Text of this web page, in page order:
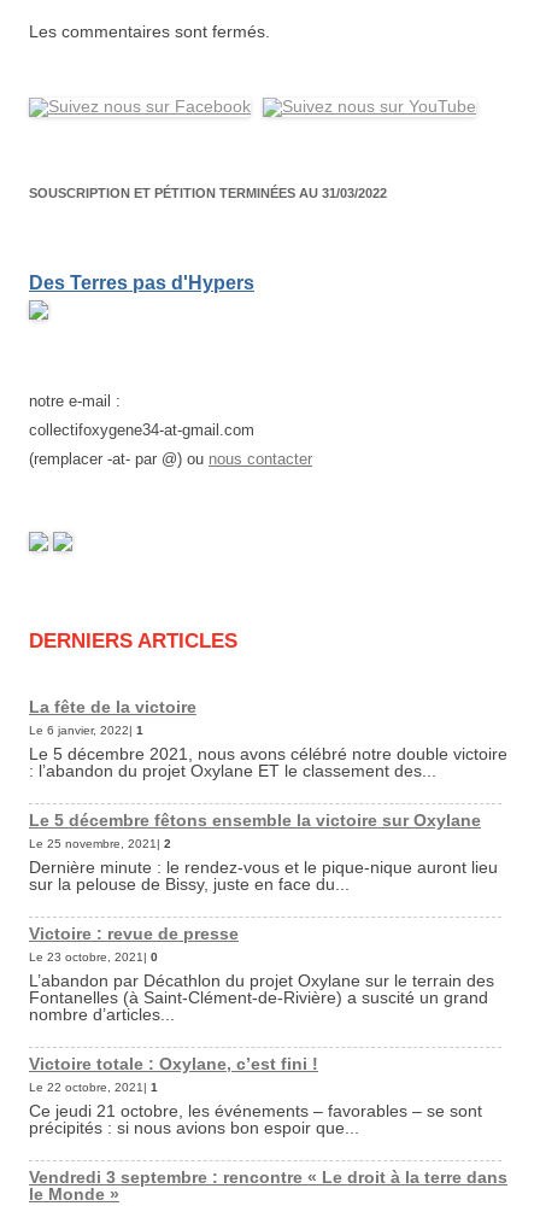
Les commentaires sont fermés.
SOUSCRIPTION ET PÉTITION TERMINÉES AU 31/03/2022
Des Terres pas d'Hypers
notre e-mail :
collectifoxygene34-at-gmail.com
(remplacer -at- par @) ou nous contacter
DERNIERS ARTICLES
La fête de la victoire
Le 6 janvier, 2022| 1
Le 5 décembre 2021, nous avons célébré notre double victoire
: l’abandon du projet Oxylane ET le classement des...
Le 5 décembre fêtons ensemble la victoire sur Oxylane
Le 25 novembre, 2021| 2
Dernière minute : le rendez-vous et le pique-nique auront lieu
sur la pelouse de Bissy, juste en face du...
Victoire : revue de presse
Le 23 octobre, 2021| 0
L’abandon par Décathlon du projet Oxylane sur le terrain des
Fontanelles (à Saint-Clément-de-Rivière) a suscité un grand
nombre d’articles...
Victoire totale : Oxylane, c’est fini !
Le 22 octobre, 2021| 1
Ce jeudi 21 octobre, les événements – favorables – se sont
précipités : si nous avions bon espoir que...
Vendredi 3 septembre : rencontre « Le droit à la terre dans
le Monde »